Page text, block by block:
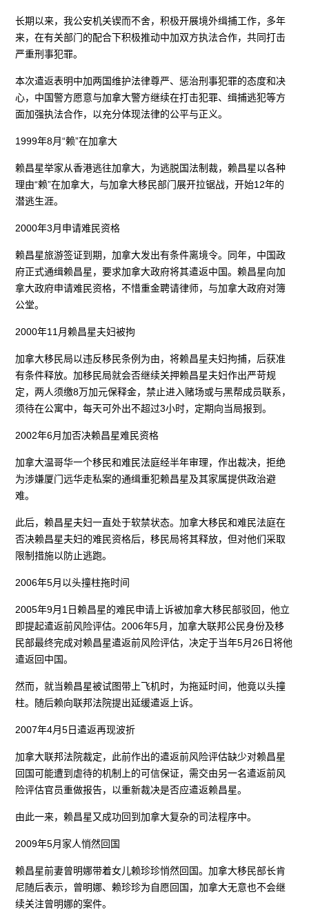
长期以来，我公安机关锲而不舍，积极开展境外缉捕工作，多年
来，在有关部门的配合下积极推动中加双方执法合作，共同打击
严重刑事犯罪。
本次遣返表明中加两国维护法律尊严、惩治刑事犯罪的态度和决
心，中国警方愿意与加拿大警方继续在打击犯罪、缉捕逃犯等方
面加强执法合作，以充分体现法律的公平与正义。
1999年8月“赖”在加拿大
赖昌星举家从香港逃往加拿大，为逃脱国法制裁，赖昌星以各种
理由“赖”在加拿大，与加拿大移民部门展开拉锯战，开始12年的
潜逃生涯。
2000年3月申请难民资格
赖昌星旅游签证到期，加拿大发出有条件离境令。同年，中国政
府正式通缉赖昌星，要求加拿大政府将其遣返中国。赖昌星向加
拿大政府申请难民资格，不惜重金聘请律师，与加拿大政府对簿
公堂。
2000年11月赖昌星夫妇被拘
加拿大移民局以违反移民条例为由，将赖昌星夫妇拘捕，后获准
有条件释放。加移民局就会否继续关押赖昌星夫妇作出严苛规
定，两人须缴8万加元保释金，禁止进入赌场或与黑帮成员联系，
须待在公寓中，每天可外出不超过3小时，定期向当局报到。
2002年6月加否决赖昌星难民资格
加拿大温哥华一个移民和难民法庭经半年审理，作出裁决，拒绝
为涉嫌厦门远华走私案的通缉重犯赖昌星及其家属提供政治避
难。
此后，赖昌星夫妇一直处于软禁状态。加拿大移民和难民法庭在
否决赖昌星夫妇的难民资格后，移民局将其释放，但对他们采取
限制措施以防止逃跑。
2006年5月以头撞柱拖时间
2005年9月1日赖昌星的难民申请上诉被加拿大移民部驳回，他立
即提起遣返前风险评估。2006年5月，加拿大联邦公民身份及移
民部最终完成对赖昌星遣返前风险评估，决定于当年5月26日将他
遣返回中国。
然而，就当赖昌星被试图带上飞机时，为拖延时间，他竟以头撞
柱。随后赖向联邦法院提出延缓遣返上诉。
2007年4月5日遣返再现波折
加拿大联邦法院裁定，此前作出的遣返前风险评估缺少对赖昌星
回国可能遭到虐待的机制上的可信保证，需交由另一名遣返前风
险评估官员重做报告，以重新裁决是否应遣返赖昌星。
由此一来，赖昌星又成功回到加拿大复杂的司法程序中。
2009年5月家人悄然回国
赖昌星前妻曾明娜带着女儿赖珍珍悄然回国。加拿大移民部长肯
尼随后表示，曾明娜、赖珍珍为自愿回国，加拿大无意也不会继
续关注曾明娜的案件。